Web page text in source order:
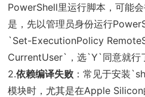
PowerShell里运行脚本，可能
是，先以管理员身份运行
`Set-ExecutionPolicy
CurrentUser`，选`Y`同意就行
2.依赖编译失败 ：常见于安装
模块时，尤其是在Apple